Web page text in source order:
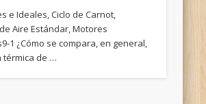
e Ideales, Ciclo de Carnot,
Aire Estándar, Motores
1 ¿Cómo se compara, en general,
térmica de …